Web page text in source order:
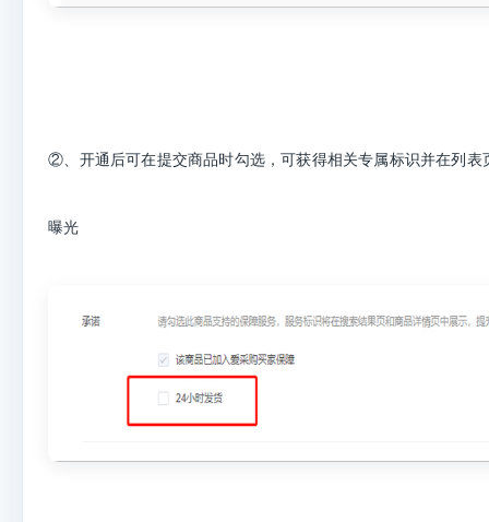
②、开通后可在提交商品时勾选，可获得相关专属标识并在列表
曝光